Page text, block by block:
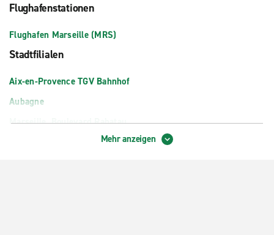
Flughafenstationen
Flughafen Marseille (MRS)
Stadtfilialen
Aix-en-Provence TGV Bahnhof
Aubagne
Marseille, Boulevard Rabatau
Marseille-Saint-Charles Bahnhof
Mehr anzeigen